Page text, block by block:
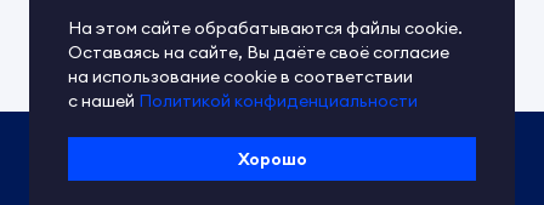
Документы IPEX Справочный центр
Контакты Обратная связь
Политика IPEX по обработке ПД
Условия использования платформы
На этом сайте обрабатываются файлы cookie.
Оставаясь на сайте, Вы даёте своё согласие
на использование cookie в соответствии
с нашей Политикой конфиденциальности
Хорошо